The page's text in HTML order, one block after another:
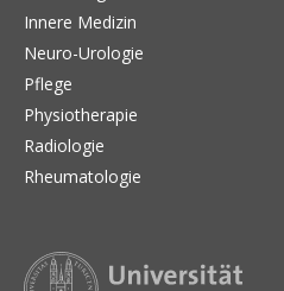
Innere Medizin
Neuro-Urologie
Pflege
Physiotherapie
Radiologie
Rheumatologie